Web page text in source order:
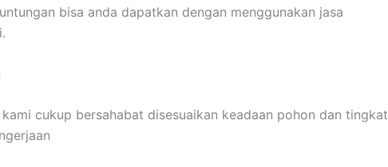
bisa anda dapatkan dengan menggunakan jasa
cukup bersahabat disesuaikan keadaan pohon dan tingkat